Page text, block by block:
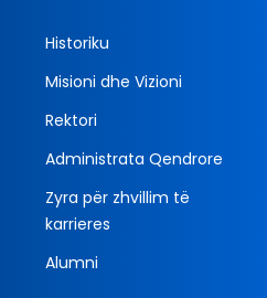
Historiku
Misioni dhe Vizioni
Rektori
Administrata Qendrore
Zyra për zhvillim të
karrieres
Alumni